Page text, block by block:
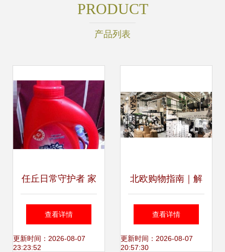
PRODUCT
产品列表
任丘日常守护者 家
居护理用品的细致
关怀
查看详情
更新时间：2026-08-07
23:23:52
北欧购物指南｜解
锁护肤品、服装、
家居与护理用品的
查看详情
更新时间：2026-08-07
20:57:30